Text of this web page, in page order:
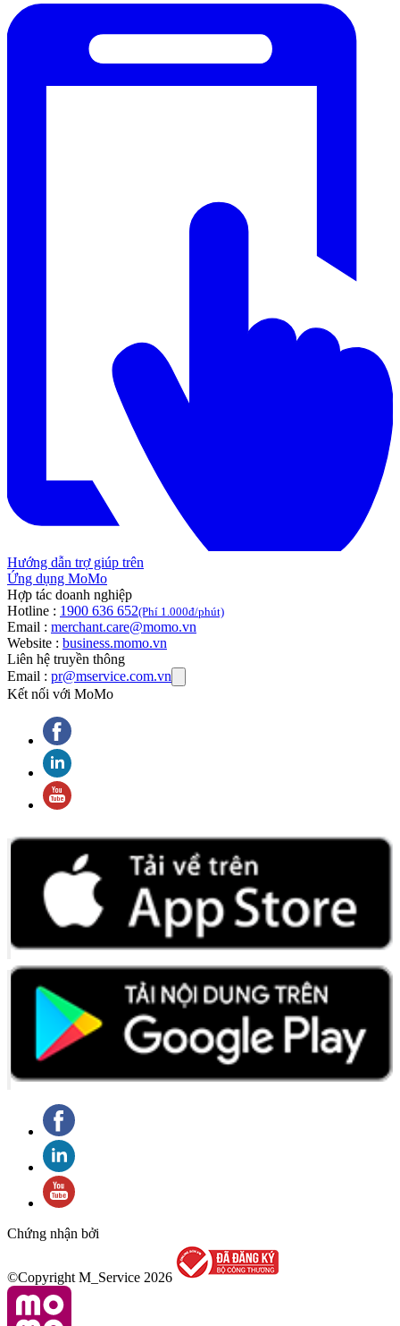
Hướng dẫn trợ giúp trên
Ứng dụng MoMo
Hợp tác doanh nghiệp
Hotline : 1900 636 652(Phí 1.000đ/phút)
Email : merchant.care@momo.vn
Website : business.momo.vn
Liên hệ truyền thông
Email : pr@mservice.com.vn
Kết nối với MoMo
Chứng nhận bởi
©Copyright M_Service 2026